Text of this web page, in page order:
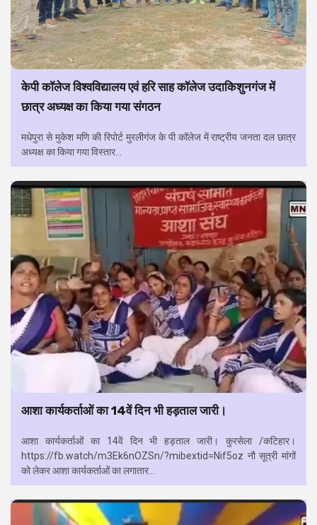
केपी कॉलेज विश्वविद्यालय एवं हरि साह कॉलेज उदाकिशुनगंज में
छात्र अध्यक्ष का किया गया संगठन
मधेपुरा से मुकेश मणि की रिपोर्ट मुरलीगंज के पी कॉलेज में राष्ट्रीय जनता दल छात्र
अध्यक्ष का किया गया विस्तार...
आशा कार्यकर्ताओं का 14वें दिन भी हड़ताल जारी।
आशा कार्यकर्ताओं का 14वें दिन भी हड़ताल जारी। कुरसेला /कटिहार।
https://fb.watch/m3Ek6nOZSn/?mibextid=Nif5oz नौ सूत्री मांगों
को लेकर आशा कार्यकर्ताओं का लगातार...